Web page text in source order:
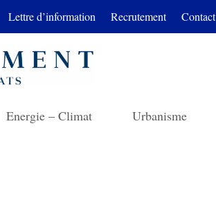
Lettre d’information Recrutement Contact
Energie – Climat Urbanisme